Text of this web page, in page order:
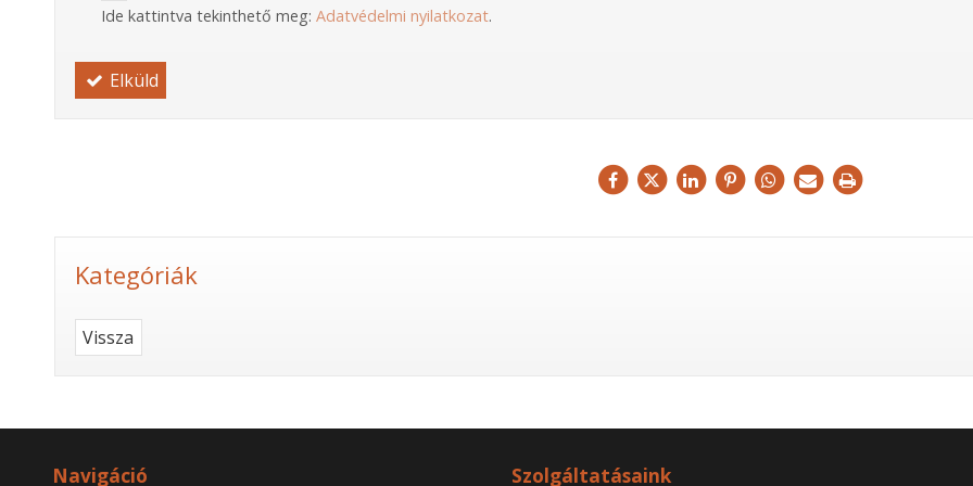
Ide kattintva tekinthető meg: Adatvédelmi nyilatkozat.
Elküld
Kategóriák
Vissza
Navigáció Szolgáltatásaink